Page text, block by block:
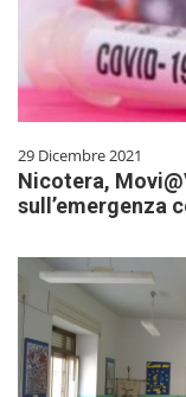
29 Dicembre 2021
Nicotera,
sull’emergenza